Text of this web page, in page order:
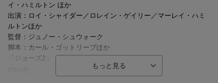
イ・ハミルトン ほか
出演：ロイ・シャイダー／ロレイン・ゲイリー／マーレイ・ハミ
ルトンほか
監督：ジュノー・シュウォーク
脚本：カール・ゴットリーブほか
「ジョーズ2」